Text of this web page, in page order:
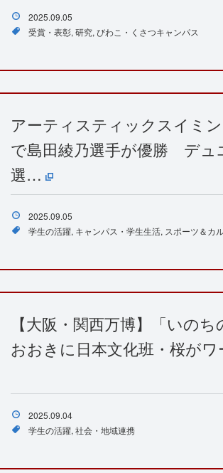
2025.09.05
受賞・表彰 研究 びわこ・くさつキャンパス
アーティスティックスイミ
で島田綾乃選手が優勝 デュ
選…
2025.09.05
学生の活躍 キャンパス・学生生活 スポーツ＆カ
【大阪・関西万博】「いの
おおきに日本文化班・桜が
2025.09.04
学生の活躍 社会・地域連携